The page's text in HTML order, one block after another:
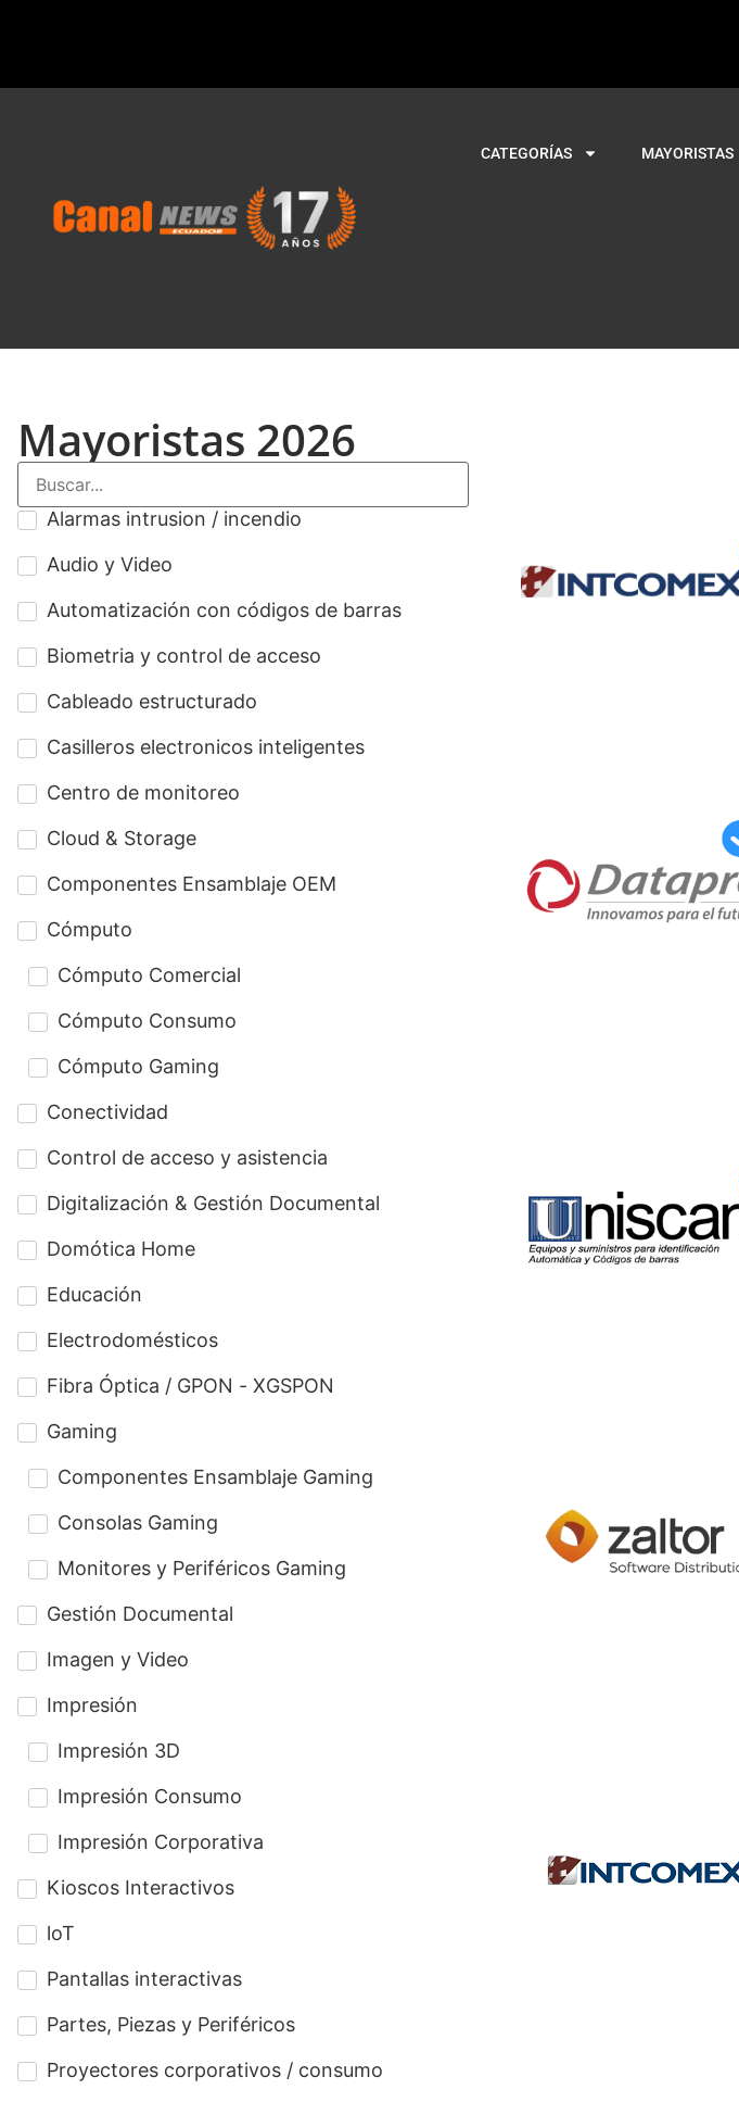
CATEGORÍAS MAYORISTAS
Mayoristas 2026
Alarmas intrusion / incendio
Audio y Video
Automatización con códigos de barras
Biometria y control de acceso
Cableado estructurado
Casilleros electronicos inteligentes
Centro de monitoreo
Cloud & Storage
Componentes Ensamblaje OEM
Cómputo
Cómputo Comercial
Cómputo Consumo
Cómputo Gaming
Conectividad
Control de acceso y asistencia
Digitalización & Gestión Documental
Domótica Home
Educación
Electrodomésticos
Fibra Óptica / GPON - XGSPON
Gaming
Componentes Ensamblaje Gaming
Consolas Gaming
Monitores y Periféricos Gaming
Gestión Documental
Imagen y Video
Impresión
Impresión 3D
Impresión Consumo
Impresión Corporativa
Kioscos Interactivos
loT
Pantallas interactivas
Partes, Piezas y Periféricos
Proyectores corporativos / consumo